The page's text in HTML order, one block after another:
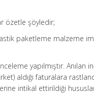
özetle şöyledir;
paketleme malzeme
yapılmıştır. Anılan
aldığı faturalara
intikal ettirildiği